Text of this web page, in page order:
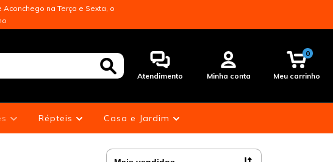
na Terça e Sexta, o
Atendimento Minha conta Meu carrinho
0
Répteis Casa e Jardim